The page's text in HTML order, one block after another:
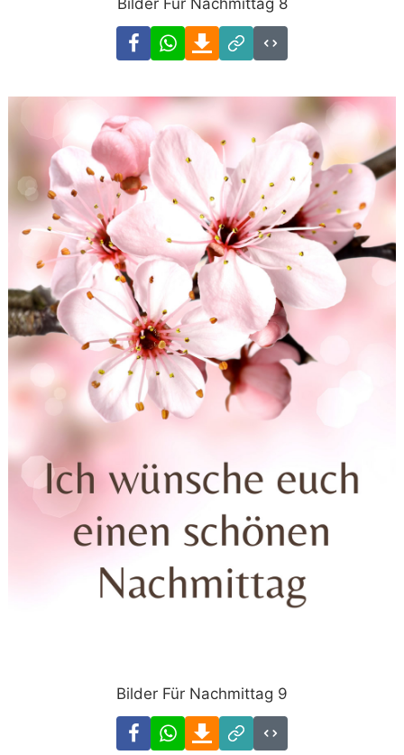
FacebookWhatsAppDownload
Link
Code
Bilder Für Nachmittag 9
FacebookWhatsAppDownload
Link
Code